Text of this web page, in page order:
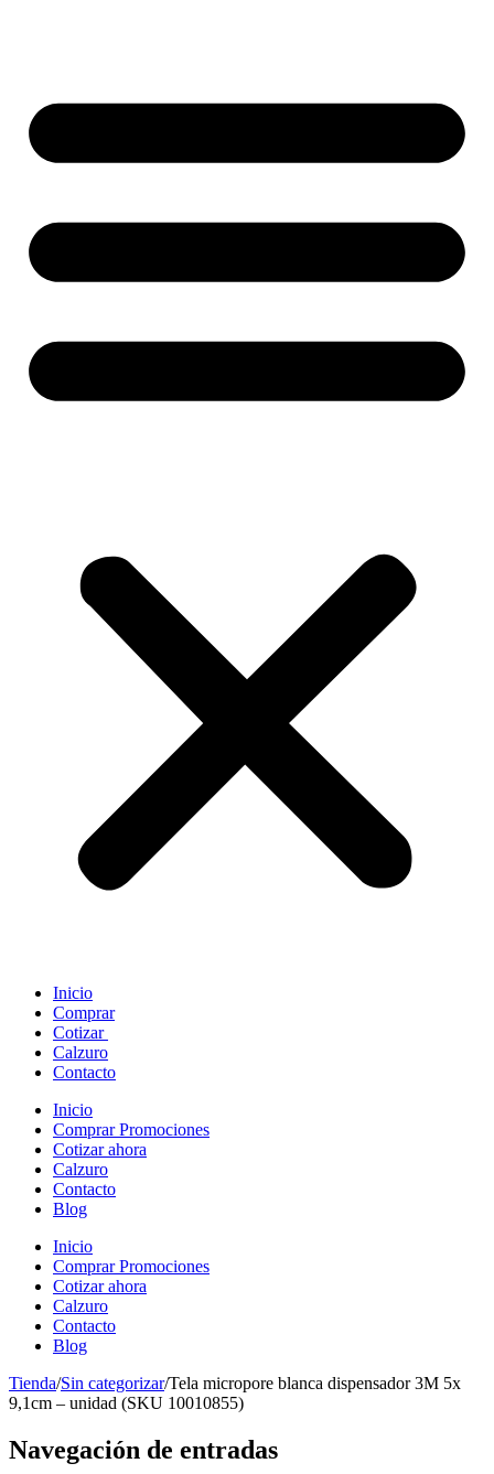
Inicio
Comprar
Cotizar
Calzuro
Contacto
Inicio
Comprar Promociones
Cotizar ahora
Calzuro
Contacto
Blog
Inicio
Comprar Promociones
Cotizar ahora
Calzuro
Contacto
Blog
Tienda/Sin categorizar/Tela micropore blanca dispensador 3M 5x
9,1cm – unidad (SKU 10010855)
Navegación de entradas